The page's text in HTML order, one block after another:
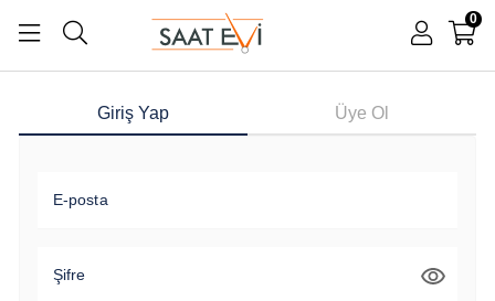
0
Giriş Yap Üye Ol
E-posta
Şifre